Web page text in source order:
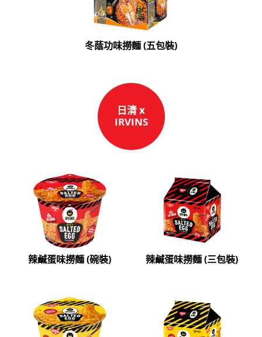
冬蔭功味撈麵 (五包裝)
日清 x
IRVINS
辣鹹蛋味撈麵 (碗裝) 辣鹹蛋味撈麵 (三包裝)